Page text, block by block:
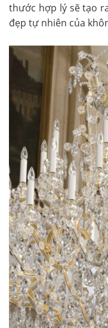
thước hợp lý sẽ tạo
đẹp tự nhiên của